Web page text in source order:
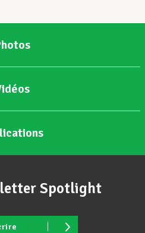
Spotlight